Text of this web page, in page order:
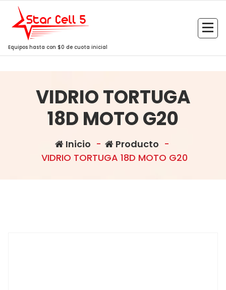
Saltar
contenido
Equipos hasta con $0 de cuota inicial
VIDRIO TORTUGA
18D MOTO G20
Inicio - Producto -
VIDRIO TORTUGA 18D MOTO G20